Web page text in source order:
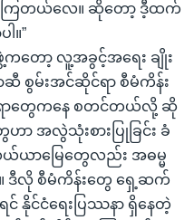
ကြတယ်လေ။ ဆိုတော့ ဒီ့ထက်
။”
တော့ လူ့အခွင့်အရေး ချိုး
စွမ်းအင်ဆိုင်ရာ စီမံကိန်း
ာတွေကနေ စတင်တယ်လို့ ဆို
ဟာ အလွဲသုံးစားပြုခြင်း ခံ
ာမြေတွေလည်း အဓမ္မ
ဒီလို စီမံကိန်းတွေ ရှေ့ဆက်
နိုင်ငံရေးပြဿနာ ရှိနေတဲ့